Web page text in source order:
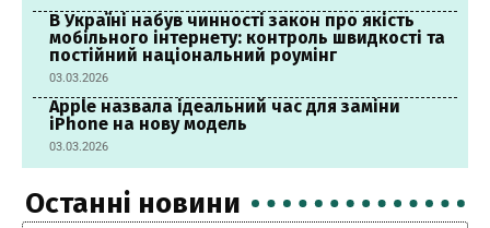
В Україні набув чинності закон про якість
мобільного інтернету: контроль швидкості та
постійний національний роумінг
03.03.2026
Apple назвала ідеальний час для заміни
iPhone на нову модель
03.03.2026
Останні новини